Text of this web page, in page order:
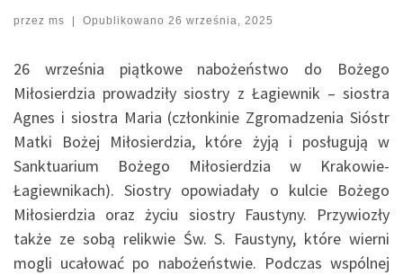
przez ms | Opublikowano 26 września, 2025
26 września piątkowe nabożeństwo do Bożego
Miłosierdzia prowadziły siostry z Łagiewnik – siostra
Agnes i siostra Maria (członkinie Zgromadzenia Sióstr
Matki Bożej Miłosierdzia, które żyją i posługują w
Sanktuarium Bożego Miłosierdzia w Krakowie-
Łagiewnikach). Siostry opowiadały o kulcie Bożego
Miłosierdzia oraz życiu siostry Faustyny. Przywiozły
także ze sobą relikwie Św. S. Faustyny, które wierni
mogli ucałować po nabożeństwie. Podczas wspólnej